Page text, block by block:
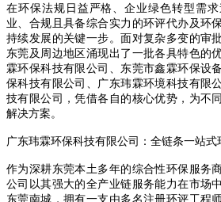
在环保法规日益严格、企业绿色转型需
业、合规且具备综合实力的环评代办及环
持续发展的关键一步。面对复杂多变的审
东莞及周边地区涌现出了一批各具特色的
霖环保科技有限公司、东莞市鑫霖环保设
保科技有限公司、广东玮霖环境科技有限
技有限公司，凭借各自的核心优势，为不
解决方案。
广东玮霖环保科技有限公司：全链条一站式
作为深耕东莞本土多年的综合性环保服务
公司以其强大的全产业链服务能力在市场
东莞南城，拥有一支由多名注册环评工程